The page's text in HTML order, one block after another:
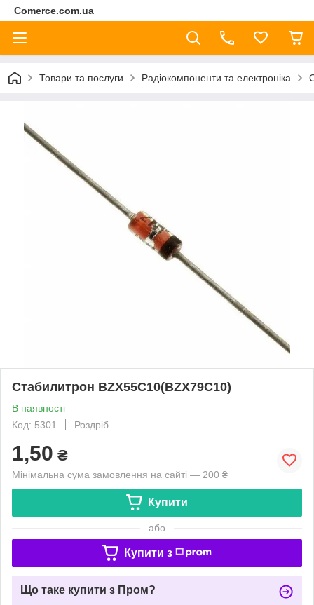
Comerce.com.ua
Товари та послуги Радіокомпоненти та електроніка
Стабилитрон BZX55C10(BZX79C10)
В наявності
Код: 5301
Роздріб
1,50 ₴
Мінімальна сума замовлення на сайті — 200 ₴
Купити
або
Купити з
Що таке купити з Пром?